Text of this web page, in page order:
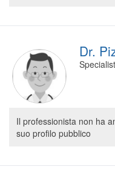
Dr.
Il professionista non ha
suo profilo pubblico